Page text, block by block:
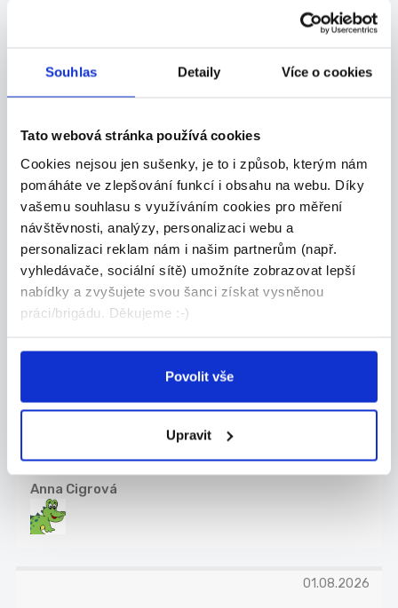
Souhlas Detaily Více o cookies
Tato webová stránka používá cookies
Cookies nejsou jen sušenky, je to i způsob, kterým nám
pomáháte ve zlepšování funkcí i obsahu na webu. Díky
vašemu souhlasu s využíváním cookies pro měření
návštěvnosti, analýzy, personalizaci webu a
personalizaci reklam nám i našim partnerům (např.
vyhledávače, sociální sítě) umožníte zobrazovat lepší
nabídky a zvyšujete svou šanci získat vysněnou
práci/brigádu. Děkujeme :-)
Povolit vše
Upravit
Kurýr pro FOODORA, výplata
kdykoli
Hledáme kurýry – hrdiny, co hladovým přivezou
Prostějov
21 Consult Group s.r.o.
Nově přidáno 03.08.2026
Trenérka akvabel
Přijmeme trenérku akvabel. Jedná se o
Anna Cigrová
01.08.2026